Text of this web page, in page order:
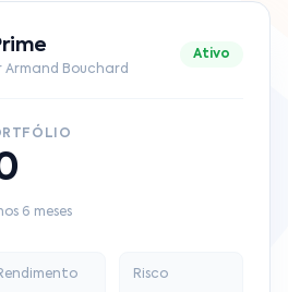
Armand Bouchard
Ativo
6 meses
Risco